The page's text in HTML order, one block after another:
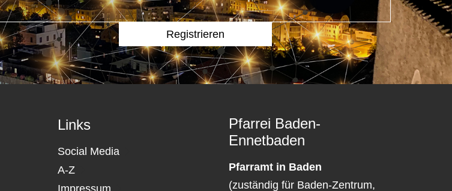
Links
Social Media
A-Z
Impressum
Pfarrei Baden-
Ennetbaden
Pfarramt in Baden
(zuständig für Baden-Zentrum,